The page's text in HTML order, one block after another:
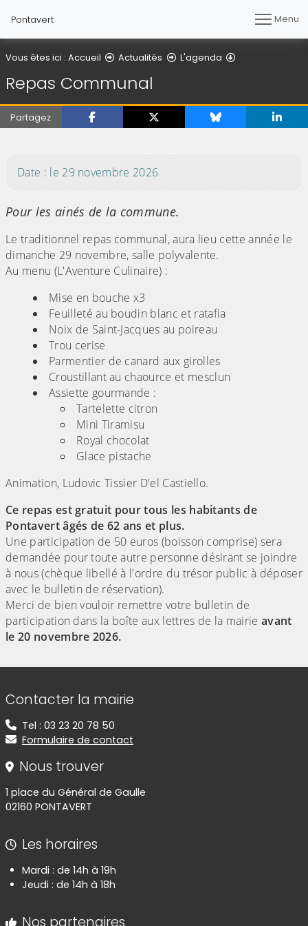
Pontavert Menu
Vous êtes ici : Accueil Actualités L'agenda
Repas Communal
Partagez
Date : le 29 novembre 2026
Pour les ainés de la commune.
Le traditionnel repas communal, aura lieu cette année le
dimanche 29 novembre, salle polyvalente.
Au menu (L'Aventure Culinaire) :
Mise en bouche x3
Feuilleté au boudin blanc et ratafia
Noix de Saint-Jacques au poireau
Trou cerise
Parmentier de canard aux girolles
Croustillant au chaource et mesclun
Assiette gourmande :
Tartelette citron
Mini Tiramisu
Royal chocolat
Glace pistache
Animation, Ludovic Tissier D'el Castiello.
Ce repas est gratuit pour tous les habitants de
Pontavert âgés de 62 ans et plus.
Une participation de 50 euros (boisson comprise) sera
demandée pour toute autre personne désirant se joindre
à nous (chèque libellé à l'ordre du trésor public à déposer
avec le bulletin de réservation).
Merci de bien vouloir remettre votre bulletin de
participation dans la boîte aux lettres de la mairie avant
le 20 novembre 2026.
Informations de contact
Contacter la mairie
Tel : 03 23 20 78 50
Formulaire de contact
Nous trouver
1 place du Général de Gaulle
02160 PONTAVERT
Les horaires
Mardi : de 14h à 19h
Jeudi : de 14h à 18h